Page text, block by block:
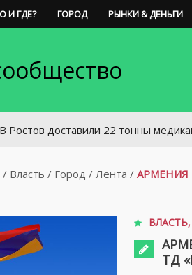
И ГДЕ? ГОРОД РЫНКИ & ДЕНЬГИ
22 тонны медикаментов
/ Власть / Город / Лента / АРМЕНИЯ
ВЛАСТЬ,
ТД